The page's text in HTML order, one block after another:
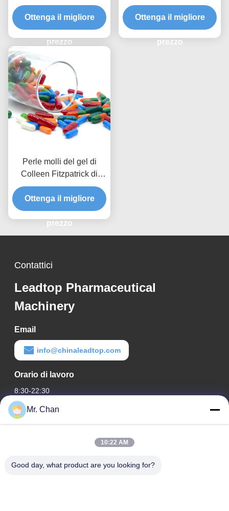
medicinale della pillola
della gelatina per polvere
Ottenga il migliore
prezzo
incapsula il grado
farmaceutico
Ottenga il migliore
prezzo
Perle molli del gel di
Colleen Fitzpatrick di
perdita di peso per pelle
Ottenga il migliore
prezzo
Contattici
Leadtop Pharmaceutical
Machinery
Email
info@chinaleadtop.com
Orario di lavoro
8:30-22:30
Il nostro indirizzo
ventottesimo, Jiuan Rd, zona industriale di Jiuli, Shangwang.
Mr. Chan
10:22 AM
Good day, what product are you looking for?